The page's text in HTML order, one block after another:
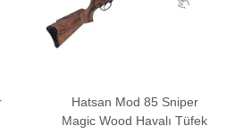
Hatsan Mod 85 Sniper
Magic Wood Havalı Tüfek